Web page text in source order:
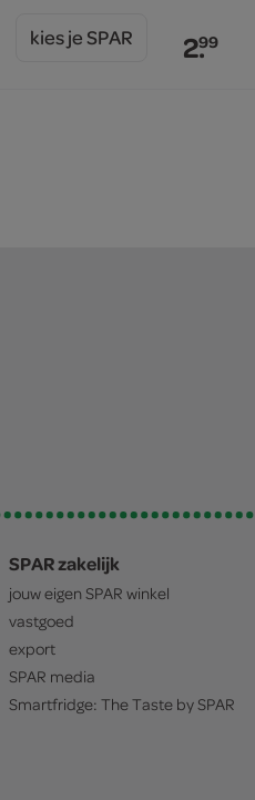
kies je SPAR 2.99
SPAR zakelijk
jouw eigen SPAR winkel
vastgoed
export
SPAR media
Smartfridge: The Taste bySPAR